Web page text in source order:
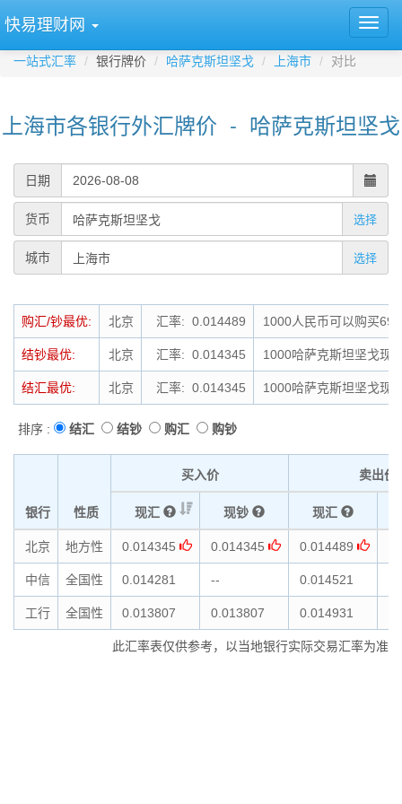
快易理财网
一站式汇率 银行牌价 哈萨克斯坦坚戈 上海市 对比
上海市各银行外汇牌价 - 哈萨克斯坦坚戈
日期
货币 选择
城市 选择
购汇/钞最优: 北京 汇率: 0.014489 1000人民币可以购买
结钞最优: 北京 汇率: 0.014345 1000哈萨克斯坦坚戈现
结汇最优: 北京 汇率: 0.014345 1000哈萨克斯坦坚戈现
排序 : 结汇 结钞 购汇 购钞
银行 性质
买入价 卖出价
现汇 现钞 现汇
北京 地方性 0.014345 0.014345 0.014489
中信 全国性 0.014281 -- 0.014521
工行 全国性 0.013807 0.013807 0.014931
此汇率表仅供参考，以当地银行实际交易汇率为准